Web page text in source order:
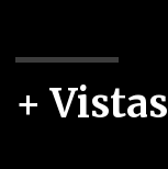
+ Vistas